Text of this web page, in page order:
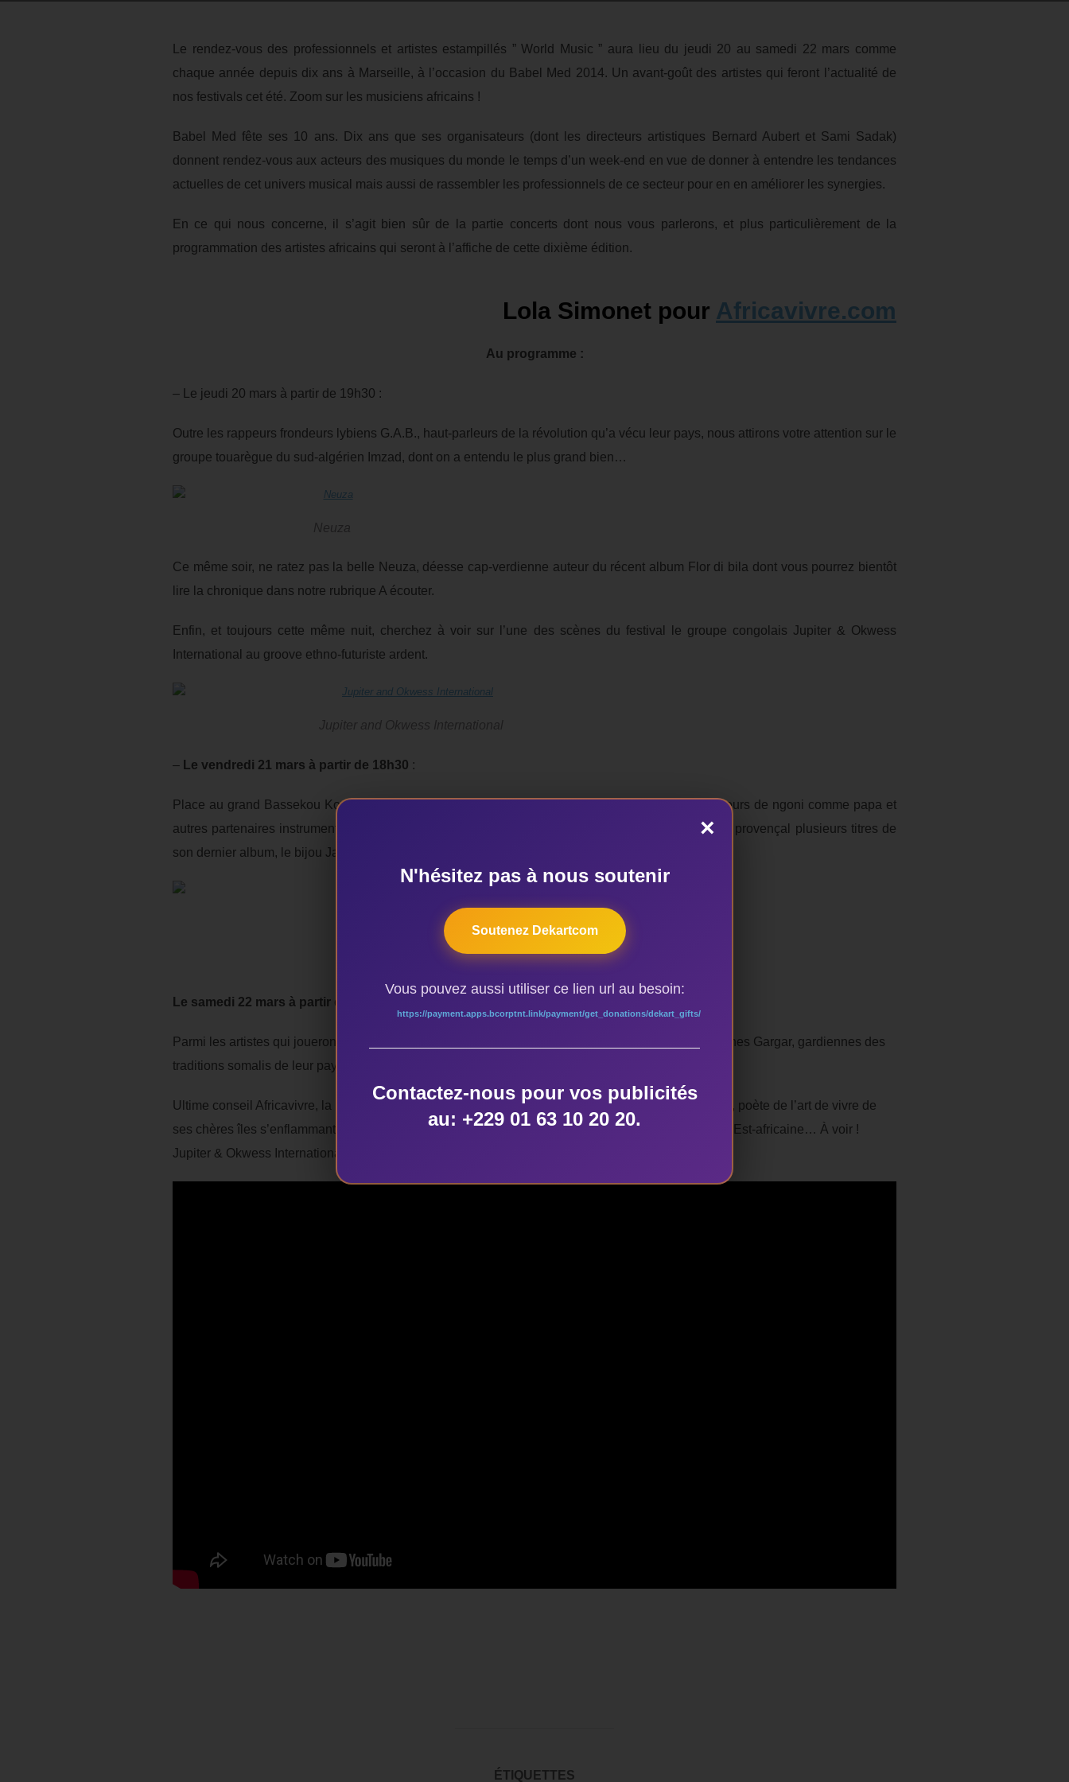
Le rendez-vous des professionnels et artistes estampillés ” World Music ” aura lieu du jeudi 20 au samedi 22 mars comme
chaque année depuis dix ans à Marseille, à l’occasion du Babel Med 2014. Un avant-goût des artistes qui feront l’actualité de
nos festivals cet été. Zoom sur les musiciens africains !
Babel Med fête ses 10 ans. Dix ans que ses organisateurs (dont les directeurs artistiques Bernard Aubert et Sami Sadak)
donnent rendez-vous aux acteurs des musiques du monde le temps d’un week-end en vue de donner à entendre les tendances
actuelles de cet univers musical mais aussi de rassembler les professionnels de ce secteur pour en en améliorer les synergies.
En ce qui nous concerne, il s’agit bien sûr de la partie concerts dont nous vous parlerons, et plus particulièrement de la
programmation des artistes africains qui seront à l’affiche de cette dixième édition.
Lola Simonet pour Africavivre.com
Au programme :
– Le jeudi 20 mars à partir de 19h30 :
Outre les rappeurs frondeurs lybiens G.A.B., haut-parleurs de la révolution qu’a vécu leur pays, nous attirons votre attention sur le
groupe touarègue du sud-algérien Imzad, dont on a entendu le plus grand bien…
Neuza
Ce même soir, ne ratez pas la belle Neuza, déesse cap-verdienne auteur du récent album Flor di bila dont vous pourrez bientôt
lire la chronique dans notre rubrique A écouter.
Enfin, et toujours cette même nuit, cherchez à voir sur l’une des scènes du festival le groupe congolais Jupiter & Okwess
International au groove ethno-futuriste ardent.
Jupiter and Okwess International
– Le vendredi 21 mars à partir de 18h30 :
Place au grand Bassekou Kouyaté et à son groupe familial Ngoni Ba. Epouse chanteuse, fils joueurs de ngoni comme papa et
autres partenaires instrumentistes du griot malien l’accompagneront pour faire découvrir au public provençal plusieurs titres de
son dernier album, le bijou Jama ko.
Le samedi 22 mars à partir de 19h
Parmi les artistes qui joueront ce soir-là, nous vous recommandons le groupe de chanteuses kenyanes Gargar, gardiennes des
traditions somalis de leur pays, et en particulier de Garissa au Nord-est du Kenya.
Ultime conseil Africavivre, la prestation de notre chouchou des Comores, le slameur Ahamada Smis, poète de l’art de vivre de
ses chères îles s’enflammant sur une excellente bande-son musicale comorienne et plus largement Est-africaine… À voir !
Jupiter & Okwess International BBC Africa Beats
ÉTIQUETTES
×
N'hésitez pas à nous soutenir
Soutenez Dekartcom
Vous pouvez aussi utiliser ce lien url au besoin:
https://payment.apps.bcorptnt.link/payment/get_donations/dekart_gifts/
Contactez-nous pour vos publicités
au: +229 01 63 10 20 20.